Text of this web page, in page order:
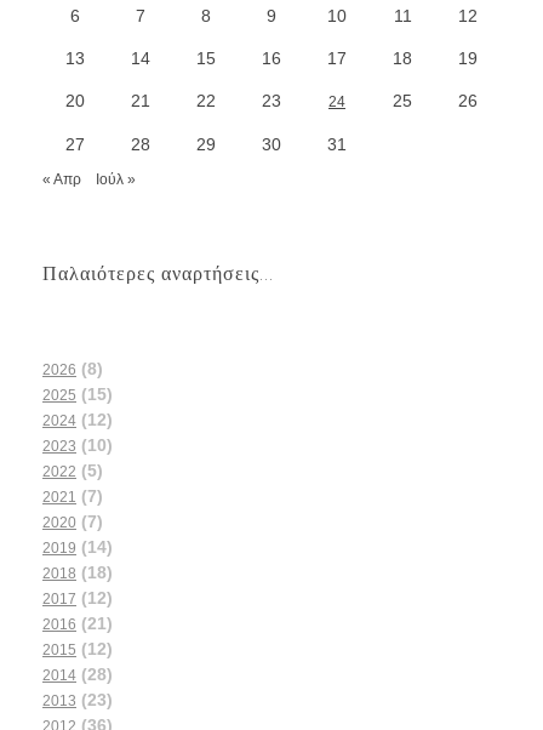
6 7 8 9 10 11 12
13 14 15 16 17 18 19
20 21 22 23 24 25 26
27 28 29 30 31
« Απρ Ιούλ »
Παλαιότερες αναρτήσεις...
2026 (8)
2025 (15)
2024 (12)
2023 (10)
2022 (5)
2021 (7)
2020 (7)
2019 (14)
2018 (18)
2017 (12)
2016 (21)
2015 (12)
2014 (28)
2013 (23)
2012 (36)